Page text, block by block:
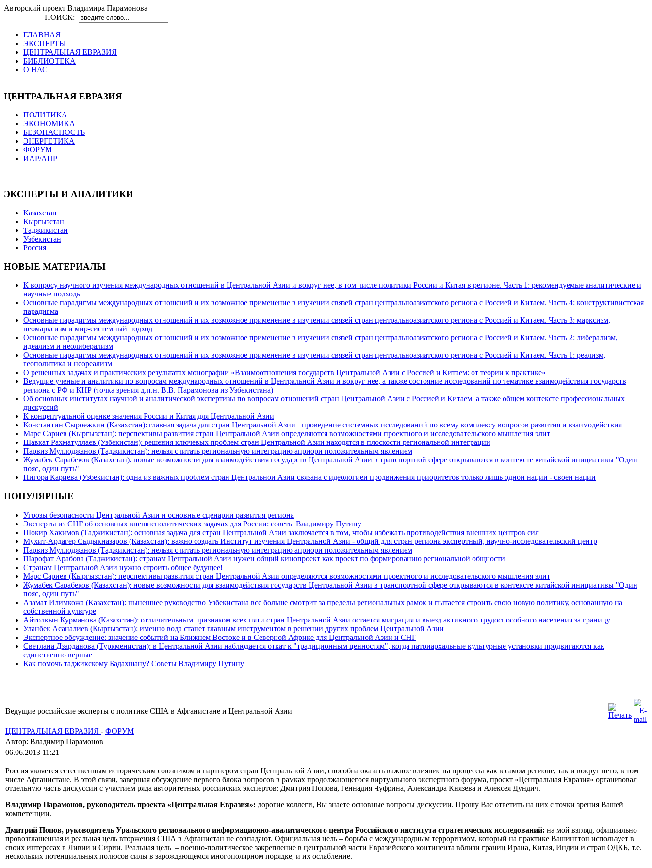
Авторский проект Владимира Парамонова
ПОИСК:
ГЛАВНАЯ
ЭКСПЕРТЫ
ЦЕНТРАЛЬНАЯ ЕВРАЗИЯ
БИБЛИОТЕКА
О НАС
ЦЕНТРАЛЬНАЯ ЕВРАЗИЯ
ПОЛИТИКА
ЭКОНОМИКА
БЕЗОПАСНОСТЬ
ЭНЕРГЕТИКА
ФОРУМ
ИАР/АПР
ЭКСПЕРТЫ И АНАЛИТИКИ
Казахстан
Кыргызстан
Таджикистан
Узбекистан
Россия
НОВЫЕ МАТЕРИАЛЫ
К вопросу научного изучения международных отношений в Центральной Азии и вокруг нее, в том числе политики России и Китая в регионе. Часть 1: рекомендуемые аналитические и
научные подходы
Основные парадигмы международных отношений и их возможное применение в изучении связей стран центральноазиатского региона с Россией и Китаем. Часть 4: конструктивистская
парадигма
Основные парадигмы международных отношений и их возможное применение в изучении связей стран центральноазиатского региона с Россией и Китаем. Часть 3: марксизм,
неомарксизм и мир-системный подход
Основные парадигмы международных отношений и их возможное применение в изучении связей стран центральноазиатского региона с Россией и Китаем. Часть 2: либерализм,
идеализм и неолиберализм
Основные парадигмы международных отношений и их возможное применение в изучении связей стран центральноазиатского региона с Россией и Китаем. Часть 1: реализм,
геополитика и неореализм
О решенных задачах и практических результатах монографии «Взаимоотношения государств Центральной Азии с Россией и Китаем: от теории к практике»
Ведущие ученые и аналитики по вопросам международных отношений в Центральной Азии и вокруг нее, а также состояние исследований по тематике взаимодействия государств
региона с РФ и КНР (точка зрения д.п.н. В.В. Парамонова из Узбекистана)
Об основных институтах научной и аналитической экспертизы по вопросам отношений стран Центральной Азии с Россией и Китаем, а также общем контексте профессиональных
дискуссий
К концептуальной оценке значения России и Китая для Центральной Азии
Константин Сыроежкин (Казахстан): главная задача для стран Центральной Азии - проведение системных исследований по всему комплексу вопросов развития и взаимодействия
Марс Сариев (Кыргызстан): перспективы развития стран Центральной Азии определяются возможностями проектного и исследовательского мышления элит
Шавкат Рахматуллаев (Узбекистан): решения ключевых проблем стран Центральной Азии находятся в плоскости региональной интеграции
Парвиз Муллоджанов (Таджикистан): нельзя считать региональную интеграцию априори положительным явлением
Жумабек Сарабеков (Казахстан): новые возможности для взаимодействия государств Центральной Азии в транспортной сфере открываются в контексте китайской инициативы "Один
пояс, один путь"
Нигора Кариева (Узбекистан): одна из важных проблем стран Центральной Азии связана с идеологией продвижения приоритетов только лишь одной нации - своей нации
ПОПУЛЯРНЫЕ
Угрозы безопасности Центральной Азии и основные сценарии развития региона
Эксперты из СНГ об основных внешнеполитических задачах для России: советы Владимиру Путину
Шокир Хакимов (Таджикистан): основная задача для стран Центральной Азии заключается в том, чтобы избежать противодействия внешних центров сил
Мухит-Ардагер Сыдыкназаров (Казахстан): важно создать Институт изучения Центральной Азии - общий для стран региона экспертный, научно-исследовательский центр
Парвиз Муллоджанов (Таджикистан): нельзя считать региональную интеграцию априори положительным явлением
Шарофат Арабова (Таджикистан): странам Центральной Азии нужен общий кинопроект как проект по формированию региональной общности
Странам Центральной Азии нужно строить общее будущее!
Марс Сариев (Кыргызстан): перспективы развития стран Центральной Азии определяются возможностями проектного и исследовательского мышления элит
Жумабек Сарабеков (Казахстан): новые возможности для взаимодействия государств Центральной Азии в транспортной сфере открываются в контексте китайской инициативы "Один
пояс, один путь"
Азамат Илимкожа (Казахстан): нынешнее руководство Узбекистана все больше смотрит за пределы региональных рамок и пытается строить свою новую политику, основанную на
собственной культуре
Айтолкын Курманова (Казахстан): отличительным признаком всех пяти стран Центральной Азии остается миграция и выезд активного трудоспособного населения за границу
Уланбек Асаналиев (Кыргызстан): именно вода станет главным инструментом в решении других проблем Центральной Азии
Экспертное обсуждение: значение событий на Ближнем Востоке и в Северной Африке для Центральной Азии и СНГ
Светлана Дзарданова (Туркменистан): в Центральной Азии наблюдается откат к "традиционным ценностям", когда патриархальные культурные установки продвигаются как
единственно верные
Как помочь таджикскому Бадахшану? Советы Владимиру Путину
Ведущие российские эксперты о политике США в Афганистане и Центральной Азии
ЦЕНТРАЛЬНАЯ ЕВРАЗИЯ - ФОРУМ
Автор: Владимир Парамонов
06.06.2013 11:21
Россия является естественным историческим союзником и партнером стран Центральной Азии, способна оказать важное влияние на процессы как в самом регионе, так и вокруг него, в том
числе Афганистане. В этой связи, завершая обсуждение первого блока вопросов в рамках продолжающегося виртуального экспертного форума, проект «Центральная Евразия» организовал
отдельную часть дискуссии с участием ряда авторитетных российских экспертов: Дмитрия Попова, Геннадия Чуфрина, Александра Князева и Алексея Дундич.
Владимир Парамонов, руководитель проекта «Центральная Евразия»: дорогие коллеги, Вы знаете основные вопросы дискуссии. Прошу Вас ответить на них с точки зрения Вашей
компетенции.
Дмитрий Попов, руководитель Уральского регионального информационно-аналитического центра Российского института стратегических исследований: на мой взгляд, официально
провозглашенная и реальная цель вторжения США в Афганистан не совпадают. Официальная цель – борьба с международным терроризмом, который на практике Вашингтон использует в
своих интересах в Ливии и Сирии. Реальная цель – военно-политическое закрепление в центральной части Евразийского континента вблизи границ Ирана, Китая, Индии и стран ОДКБ, т.е.
нескольких потенциальных полюсов силы в зарождающемся многополярном порядке, и их ослабление.